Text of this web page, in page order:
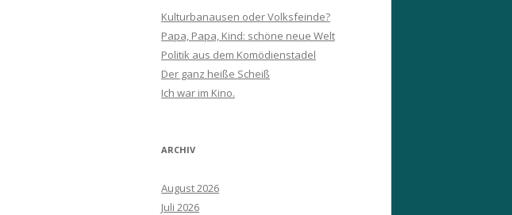
Kulturbanausen oder Volksfeinde?
Papa, Papa, Kind: schöne neue Welt
Politik aus dem Komödienstadel
Der ganz heiße Scheiß
Ich war im Kino.
ARCHIV
August 2026
Juli 2026